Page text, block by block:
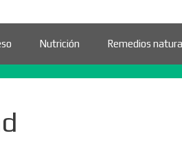
Nutrición Remedios